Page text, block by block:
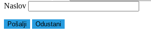
Naslov
Pošalji Odustani